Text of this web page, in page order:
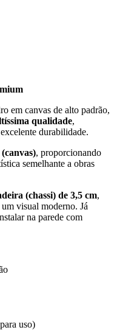
em canvas de alto padrão,
qualidade,
durabilidade.
, proporcionando
semelhante a obras
(chassi) de 3,5 cm,
visual moderno. Já
na parede com
uso)